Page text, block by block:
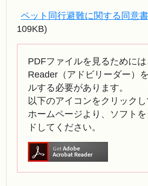
ペット同行避難に関する同意
109KB)
PDFファイルを見るために
Reader（アドビリーダー）
ルする必要があります。
以下のアイコンをクリック
ホームページより、ソフト
ドしてください。